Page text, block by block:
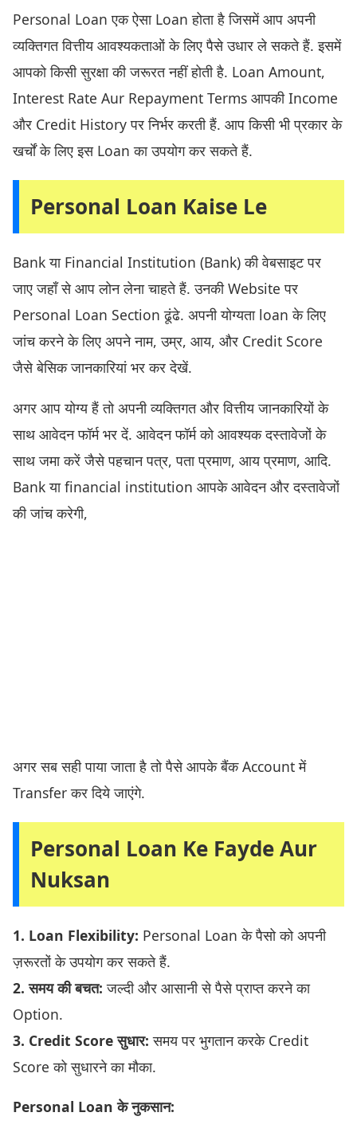
Personal Loan एक ऐसा Loan होता है जिसमें आप अपनी
व्यक्तिगत वित्तीय आवश्यकताओं के लिए पैसे उधार ले सकते हैं. इसमें
आपको किसी सुरक्षा की जरूरत नहीं होती है. Loan Amount,
Interest Rate Aur Repayment Terms आपकी Income
और Credit History पर निर्भर करती हैं. आप किसी भी प्रकार के
खर्चों के लिए इस Loan का उपयोग कर सकते हैं.
Personal Loan Kaise Le
Bank या Financial Institution (Bank) की वेबसाइट पर
जाए जहाँ से आप लोन लेना चाहते हैं. उनकी Website पर
Personal Loan Section ढूंढे. अपनी योग्यता loan के लिए
जांच करने के लिए अपने नाम, उम्र, आय, और Credit Score
जैसे बेसिक जानकारियां भर कर देखें.
अगर आप योग्य हैं तो अपनी व्यक्तिगत और वित्तीय जानकारियों के
साथ आवेदन फॉर्म भर दें. आवेदन फॉर्म को आवश्यक दस्तावेजों के
साथ जमा करें जैसे पहचान पत्र, पता प्रमाण, आय प्रमाण, आदि.
Bank या financial institution आपके आवेदन और दस्तावेजों
की जांच करेगी,
अगर सब सही पाया जाता है तो पैसे आपके बैंक Account में
Transfer कर दिये जाएंगे.
Personal Loan Ke Fayde Aur
Nuksan
1. Loan Flexibility: Personal Loan के पैसो को अपनी
ज़रूरतों के उपयोग कर सकते हैं.
2. समय की बचत: जल्दी और आसानी से पैसे प्राप्त करने का
Option.
3. Credit Score सुधार: समय पर भुगतान करके Credit
Score को सुधारने का मौका.
Personal Loan के नुकसान: